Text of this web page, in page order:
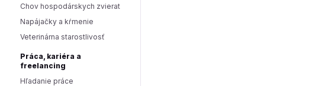
Chov hospodárskych zvierat
Napájačky a kŕmenie
Veterinárna starostlivosť
Práca, kariéra a
freelancing
Hľadanie práce